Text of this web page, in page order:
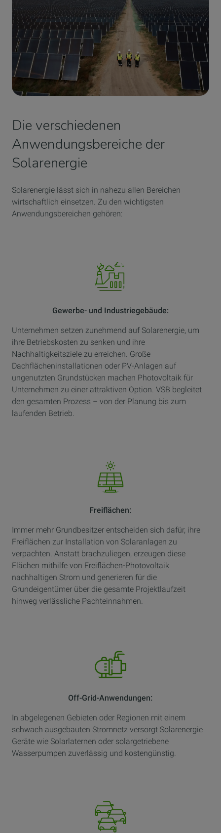
Die verschiedenen
Anwendungsbereiche der
Solarenergie
Solarenergie lässt sich in nahezu allen Bereichen
wirtschaftlich einsetzen. Zu den wichtigsten
Anwendungsbereichen gehören:
Gewerbe- und Industriegebäude:
Unternehmen setzen zunehmend auf Solarenergie, um
ihre Betriebskosten zu senken und ihre
Nachhaltigkeitsziele zu erreichen. Große
Dachflächeninstallationen oder PV-Anlagen auf
ungenutzten Grundstücken machen Photovoltaik für
Unternehmen zu einer attraktiven Option. VSB begleitet
den gesamten Prozess – von der Planung bis zum
laufenden Betrieb.
Freiflächen:
Immer mehr Grundbesitzer entscheiden sich dafür, ihre
Freiflächen zur Installation von Solaranlagen zu
verpachten. Anstatt brachzuliegen, erzeugen diese
Flächen mithilfe von Freiflächen-Photovoltaik
nachhaltigen Strom und generieren für die
Grundeigentümer über die gesamte Projektlaufzeit
hinweg verlässliche Pachteinnahmen.
Off-Grid-Anwendungen:
In abgelegenen Gebieten oder Regionen mit einem
schwach ausgebauten Stromnetz versorgt Solarenergie
Geräte wie Solarlaternen oder solargetriebene
Wasserpumpen zuverlässig und kostengünstig.